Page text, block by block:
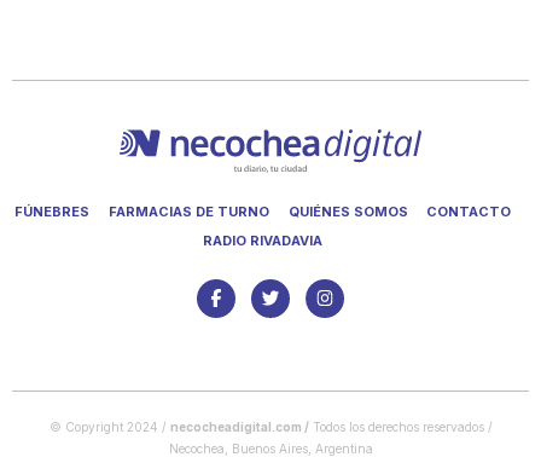
FÚNEBRES FARMACIAS DE TURNO QUIÉNES SOMOS
CONTACTO
RADIO RIVADAVIA
© Copyright 2024 / necocheadigital.com /Todos los derechos reservados /
Necochea, Buenos Aires, Argentina